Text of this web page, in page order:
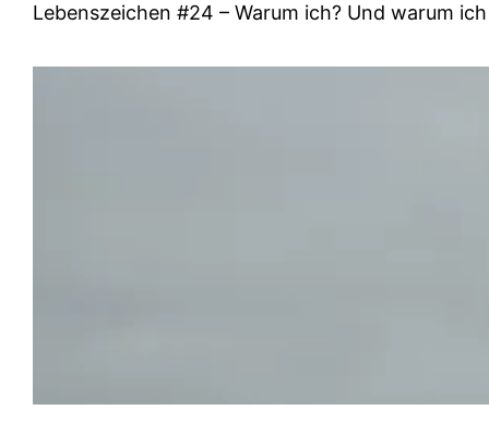
Lebenszeichen #24 – Warum ich? Und warum